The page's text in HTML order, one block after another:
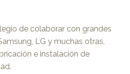
de colaborar con grandes
LG y muchas otras,
e instalación de